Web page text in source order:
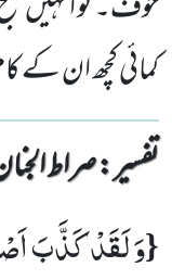
کمائی کچھ ان کے
تفسیر : ‎صراط الجنان
{وَ لَقَدْ كَذَّبَ